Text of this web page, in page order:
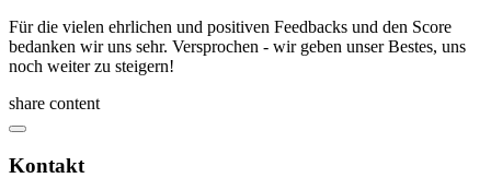
Für die vielen ehrlichen und positiven Feedbacks und den Score
bedanken wir uns sehr. Versprochen - wir geben unser Bestes, uns
noch weiter zu steigern!
share content
Kontakt